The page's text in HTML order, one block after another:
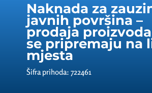
Naknada za
javnih površina –
prodaja
se pripremaju na
mjesta
Šifra prihoda: 722461